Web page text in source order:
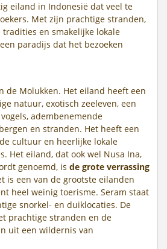
eiland in Indonesië dat veel te
Met zijn prachtige stranden,
en smakelijke lokale
paradijs dat het bezoeken
de Molukken. Het eiland heeft een
natuur, exotisch zeeleven, een
adembenemende
en stranden. Het heeft een
cultuur en heerlijke lokale
Het eiland, dat ook wel Nusa Ina,
genoemd, is de grote verrassing
is een van de grootste eilanden
heel weinig toerisme. Seram staat
snorkel- en duiklocaties. De
prachtige stranden en de
uit een wildernis van